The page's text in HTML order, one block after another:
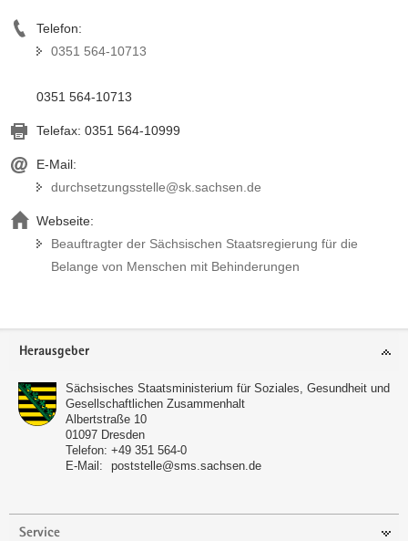
Telefon:
0351 564-10713
0351 564-10713
Telefax: 0351 564-10999
E-Mail:
durchsetzungsstelle@sk.sachsen.de
Webseite:
Beauftragter der Sächsischen Staatsregierung für die
Belange von Menschen mit Behinderungen
Footer-
Herausgeber
Sächsisches Staatsministerium für Soziales, Gesundheit und
Gesellschaftlichen Zusammenhalt
Albertstraße 10
01097 Dresden
Telefon: +49 351 564-0
E-Mail:
poststelle@sms.sachsen.de
Service